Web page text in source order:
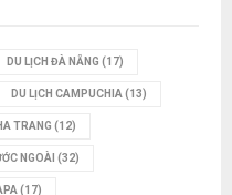
DU LỊCH ĐÀ NẴNG (17)
DU LỊCH CAMPUCHIA (13)
TRANG (12)
NGOÀI (32)
(17)